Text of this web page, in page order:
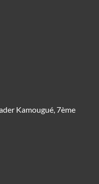
Kamougué, 7ème